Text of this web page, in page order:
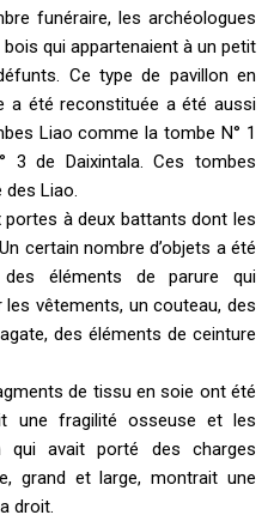
funéraire, les archéologues
qui appartenaient à un petit
Ce type de pavillon en
a été reconstituée a été aussi
Liao comme la tombe N° 1
3 de Daixintala. Ces tombes
des Liao.
à deux battants dont les
certain nombre d’objets a été
éléments de parure qui
vêtements, un couteau, des
des éléments de ceinture
de tissu en soie ont été
une fragilité osseuse et les
qui avait porté des charges
grand et large, montrait une
droit.